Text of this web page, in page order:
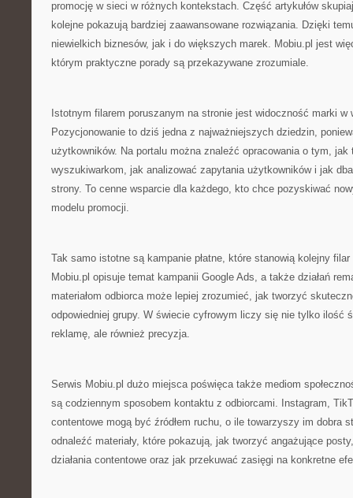
promocję w sieci w różnych kontekstach. Część artykułów
kolejne pokazują bardziej zaawansowane rozwiązania. Dzięki
niewielkich biznesów, jak i do większych marek. Mobiu.pl jest
którym praktyczne porady są przekazywane zrozumiale.
Istotnym filarem poruszanym na stronie jest widoczność marki w
Pozycjonowanie to dziś jedna z najważniejszych dziedzin,
użytkowników. Na portalu można znaleźć opracowania o tym,
wyszukiwarkom, jak analizować zapytania użytkowników i jak
strony. To cenne wsparcie dla każdego, kto chce pozyskiwać
modelu promocji.
Tak samo istotne są kampanie płatne, które stanowią kolejny
Mobiu.pl opisuje temat kampanii Google Ads, a także działań
materiałom odbiorca może lepiej zrozumieć, jak tworzyć
odpowiedniej grupy. W świecie cyfrowym liczy się nie tylko ilość
reklamę, ale również precyzja.
Serwis Mobiu.pl dużo miejsca poświęca także mediom
są codziennym sposobem kontaktu z odbiorcami. Instagram,
contentowe mogą być źródłem ruchu, o ile towarzyszy im dobra
odnaleźć materiały, które pokazują, jak tworzyć angażujące
działania contentowe oraz jak przekuwać zasięgi na konkretne